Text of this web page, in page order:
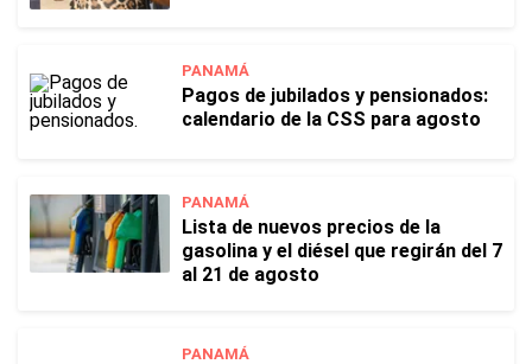
PANAMÁ
Pagos de jubilados y pensionados:
calendario de la CSS para agosto
PANAMÁ
Lista de nuevos precios de la
gasolina y el diésel que regirán del 7
al 21 de agosto
PANAMÁ